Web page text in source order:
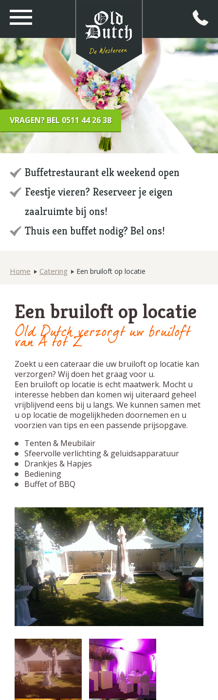
VRAGEN? BEL 0511 44 26 38
Buffetrestaurant elk weekend open
Feestje vieren? Reserveer je eigen
zaalruimte bij ons!
Thuis een buffet nodig? Bel ons!
Home Catering Een bruiloft op locatie
Een bruiloft op locatie
Old Dutch verzorgt uw bruiloft
van A tot Z
Zoekt u een cateraar die uw bruiloft op locatie kan
verzorgen? Wij doen het graag voor u.
Een bruiloft op locatie is echt maatwerk. Mocht u
interesse hebben dan komen wij uiteraard geheel
vrijblijvend eens bij u langs. We kunnen samen met
u op locatie de mogelijkheden doornemen en u
voorzien van tips en een passende prijsopgave.
Tenten & Meubilair
Sfeervolle verlichting & geluidsapparatuur
Drankjes & Hapjes
Bediening
Buffet of BBQ